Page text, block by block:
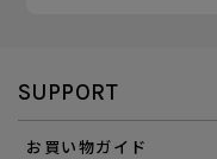
SUPPORT
お買い物ガイド